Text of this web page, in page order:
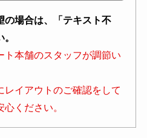
場合は、「テキスト不
本舗のスタッフが調節い
イアウトのご確認をして
ください。